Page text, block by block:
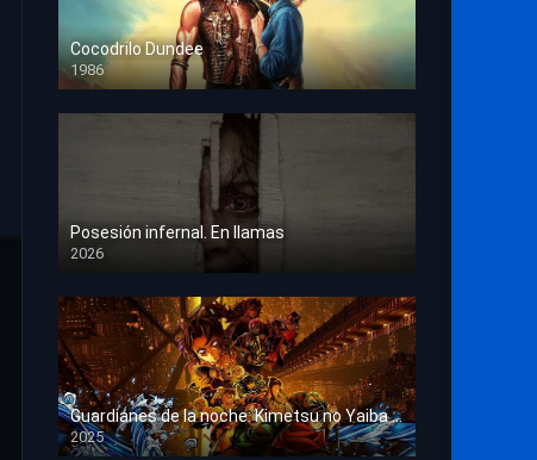
Cocodrilo Dundee
1986
HD 1080p
Posesión infernal. En llamas
2026
HD 1080p
Guardianes de la noche: Kimetsu no Yaiba La fortaleza infinita
2025
HD 1080p